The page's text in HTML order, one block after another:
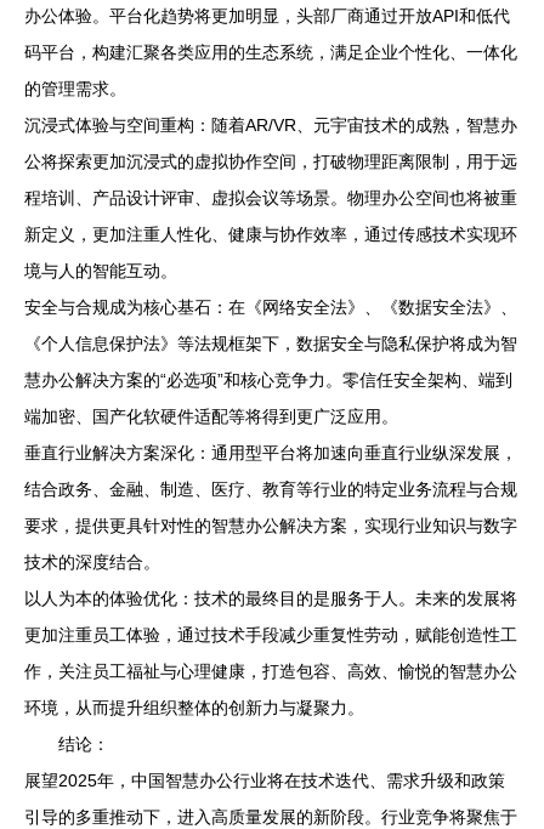
办公体验。平台化趋势将更加明显，头部厂商通过开放API和低代
码平台，构建汇聚各类应用的生态系统，满足企业个性化、一体化
的管理需求。
沉浸式体验与空间重构：随着AR/VR、元宇宙技术的成熟，智慧办
公将探索更加沉浸式的虚拟协作空间，打破物理距离限制，用于远
程培训、产品设计评审、虚拟会议等场景。物理办公空间也将被重
新定义，更加注重人性化、健康与协作效率，通过传感技术实现环
境与人的智能互动。
安全与合规成为核心基石：在《网络安全法》、《数据安全法》、
《个人信息保护法》等法规框架下，数据安全与隐私保护将成为智
慧办公解决方案的“必选项”和核心竞争力。零信任安全架构、端到
端加密、国产化软硬件适配等将得到更广泛应用。
垂直行业解决方案深化：通用型平台将加速向垂直行业纵深发展，
结合政务、金融、制造、医疗、教育等行业的特定业务流程与合规
要求，提供更具针对性的智慧办公解决方案，实现行业知识与数字
技术的深度结合。
以人为本的体验优化：技术的最终目的是服务于人。未来的发展将
更加注重员工体验，通过技术手段减少重复性劳动，赋能创造性工
作，关注员工福祉与心理健康，打造包容、高效、愉悦的智慧办公
环境，从而提升组织整体的创新力与凝聚力。
结论：
展望2025年，中国智慧办公行业将在技术迭代、需求升级和政策
引导的多重推动下，进入高质量发展的新阶段。行业竞争将聚焦于